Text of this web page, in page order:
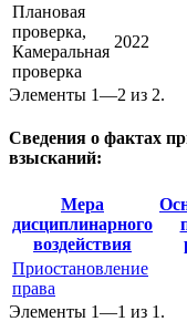
Плановая
проверка,
Камеральная
проверка
2022
Элементы 1—2 из 2.
Сведения о фактах
взысканий:
Мера
дисциплинарного
воздействия
Приостановление
права
Элементы 1—1 из 1.